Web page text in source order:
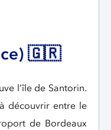
🇬🇷
l’île de Santorin.
découvrir entre le
de Bordeaux